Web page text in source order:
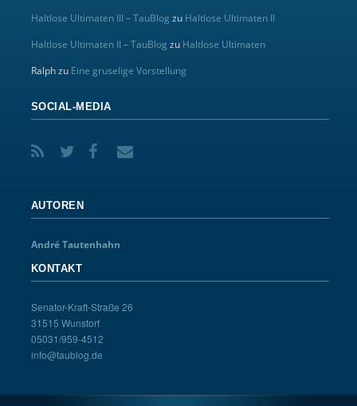
Haltlose Ultimaten III – TauBlog zu Haltlose Ultimaten II
Haltlose Ultimaten II – TauBlog zu Haltlose Ultimaten
Ralphzu Eine gruselige Vorstellung
SOCIAL-MEDIA
AUTOREN
André Tautenhahn
KONTAKT
Senator-Kraft-Straße 26
31515 Wunstorf
05031/959-4512
info@taublog.de